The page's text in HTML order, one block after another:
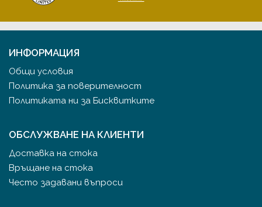
ИНФОРМАЦИЯ
Общи условия
Политика за поверителност
Политиката ни за Бисквитките
ОБСЛУЖВАНЕ НА КЛИЕНТИ
Доставка на стока
Връщане на стока
Често задавани въпроси